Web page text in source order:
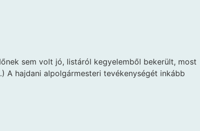
sem volt jó, listáról kegyelemből bekerült, most
A hajdani alpolgármesteri tevékenységét inkább